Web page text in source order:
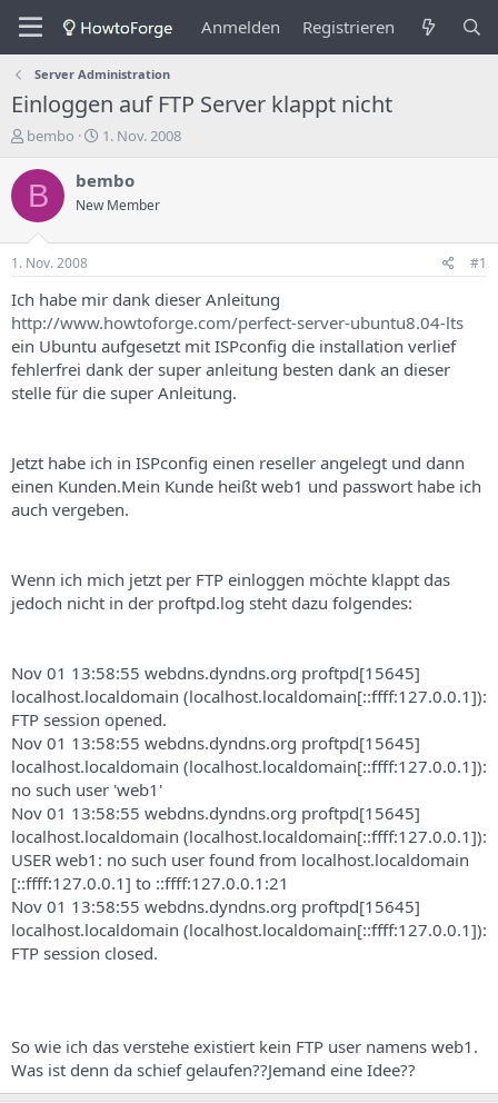
Anmelden Registrieren
Server Administration
Einloggen auf FTP Server klappt nicht
E
s
e
l
e
r
d
e
s
T
h
a
s
bembo
E
s
e
n
g
s
d
a
t
1. Nov. 2008
B bembo
New Member
1. Nov. 2008 #1
Ich habe mir dank dieser Anleitung
http://www.howtoforge.com/perfect-server-ubuntu8.04-lts
ein Ubuntu aufgesetzt mit ISPconfig die installation verlief
fehlerfrei dank der super anleitung besten dank an dieser
stelle für die super Anleitung.
Jetzt habe ich in ISPconfig einen reseller angelegt und dann
einen Kunden.Mein Kunde heißt web1 und passwort habe ich
auch vergeben.
Wenn ich mich jetzt per FTP einloggen möchte klappt das
jedoch nicht in der proftpd.log steht dazu folgendes:
Nov 01 13:58:55 webdns.dyndns.org proftpd[15645]
localhost.localdomain (localhost.localdomain[::ffff:127.0.0.1]):
FTP session opened.
Nov 01 13:58:55 webdns.dyndns.org proftpd[15645]
localhost.localdomain (localhost.localdomain[::ffff:127.0.0.1]):
no such user 'web1'
Nov 01 13:58:55 webdns.dyndns.org proftpd[15645]
localhost.localdomain (localhost.localdomain[::ffff:127.0.0.1]):
USER web1: no such user found from localhost.localdomain
[::ffff:127.0.0.1] to ::ffff:127.0.0.1:21
Nov 01 13:58:55 webdns.dyndns.org proftpd[15645]
localhost.localdomain (localhost.localdomain[::ffff:127.0.0.1]):
FTP session closed.
So wie ich das verstehe existiert kein FTP user namens web1.
Was ist denn da schief gelaufen??Jemand eine Idee??